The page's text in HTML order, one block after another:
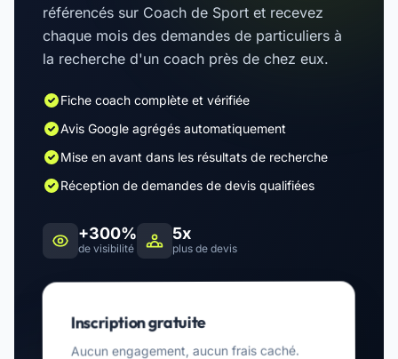
référencés sur Coach de Sport et recevez
chaque mois des demandes de particuliers à
la recherche d'un coach près de chez eux.
Fiche coach complète et vérifiée
Avis Google agrégés automatiquement
Mise en avant dans les résultats de recherche
Réception de demandes de devis qualifiées
+300%
de visibilité
5x
plus de devis
Inscription gratuite